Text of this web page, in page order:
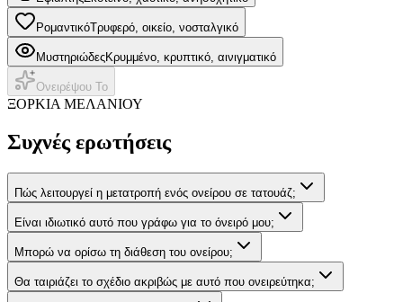
ΡομαντικόΤρυφερό, οικείο, νοσταλγικό
ΜυστηριώδεςΚρυμμένο, κρυπτικό, αινιγματικό
Ονειρέψου Το
ΞΟΡΚΙΑ ΜΕΛΑΝΙΟΥ
Συχνές ερωτήσεις
Πώς λειτουργεί η μετατροπή ενός ονείρου σε τατουάζ;
Είναι ιδιωτικό αυτό που γράφω για το όνειρό μου;
Μπορώ να ορίσω τη διάθεση του ονείρου;
Θα ταιριάζει το σχέδιο ακριβώς με αυτό που ονειρεύτηκα;